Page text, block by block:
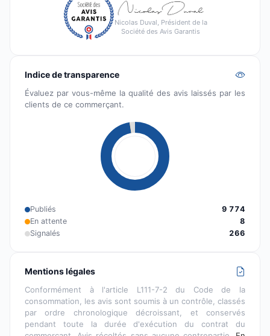
Nicolas Duval, Président de la
Société des Avis Garantis
Indice de transparence
Évaluez par vous-même la qualité des avis laissés par les
clients de ce commerçant.
Publiés
9 774
En attente
8
Signalés
266
Mentions légales
Conformément à l'article L111-7-2 du Code de la
consommation, les avis sont soumis à un contrôle, classés
par ordre chronologique décroissant, et conservés
pendant toute la durée d'exécution du contrat du